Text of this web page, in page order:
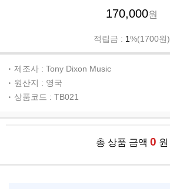
170,000원
적립금 : 1%(1700원)
제조사 : Tony Dixon Music
원산지 : 영국
상품코드 : TB021
총 상품 금액 0 원